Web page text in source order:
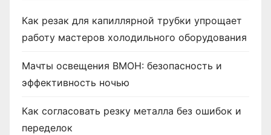
Как резак для капиллярной трубки упрощает
работу мастеров холодильного оборудования
Мачты освещения ВМОН: безопасность и
эффективность ночью
Как согласовать резку металла без ошибок и
переделок